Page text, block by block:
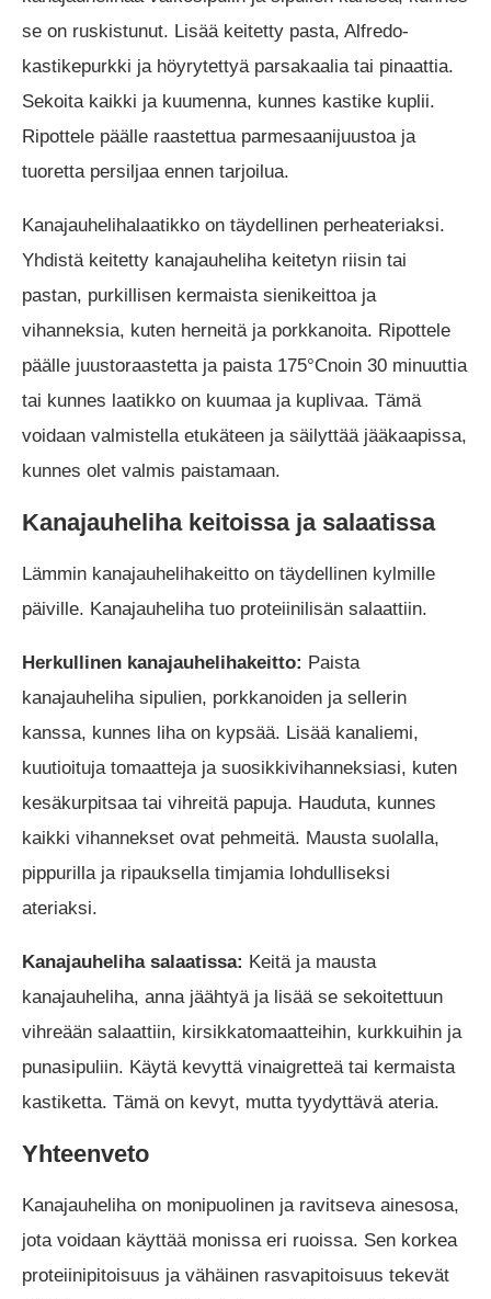
se on ruskistunut. Lisää keitetty pasta, Alfredo-
kastikepurkki ja höyrytettyä parsakaalia tai pinaattia.
Sekoita kaikki ja kuumenna, kunnes kastike kuplii.
Ripottele päälle raastettua parmesaanijuustoa ja
tuoretta persiljaa ennen tarjoilua.
Kanajauhelihalaatikko on täydellinen perheateriaksi.
Yhdistä keitetty kanajauheliha keitetyn riisin tai
pastan, purkillisen kermaista sienikeittoa ja
vihanneksia, kuten herneitä ja porkkanoita. Ripottele
päälle juustoraastetta ja paista 175°Cnoin 30 minuuttia
tai kunnes laatikko on kuumaa ja kuplivaa. Tämä
voidaan valmistella etukäteen ja säilyttää jääkaapissa,
kunnes olet valmis paistamaan.
Kanajauheliha keitoissa ja salaatissa
Lämmin kanajauhelihakeitto on täydellinen kylmille
päiville. Kanajauheliha tuo proteiinilisän salaattiin.
Herkullinen kanajauhelihakeitto: Paista
kanajauheliha sipulien, porkkanoiden ja sellerin
kanssa, kunnes liha on kypsää. Lisää kanaliemi,
kuutioituja tomaatteja ja suosikkivihanneksiasi, kuten
kesäkurpitsaa tai vihreitä papuja. Hauduta, kunnes
kaikki vihannekset ovat pehmeitä. Mausta suolalla,
pippurilla ja ripauksella timjamia lohdulliseksi
ateriaksi.
Kanajauheliha salaatissa: Keitä ja mausta
kanajauheliha, anna jäähtyä ja lisää se sekoitettuun
vihreään salaattiin, kirsikkatomaatteihin, kurkkuihin ja
punasipuliin. Käytä kevyttä vinaigretteä tai kermaista
kastiketta. Tämä on kevyt, mutta tyydyttävä ateria.
Yhteenveto
Kanajauheliha on monipuolinen ja ravitseva ainesosa,
jota voidaan käyttää monissa eri ruoissa. Sen korkea
proteiinipitoisuus ja vähäinen rasvapitoisuus tekevät